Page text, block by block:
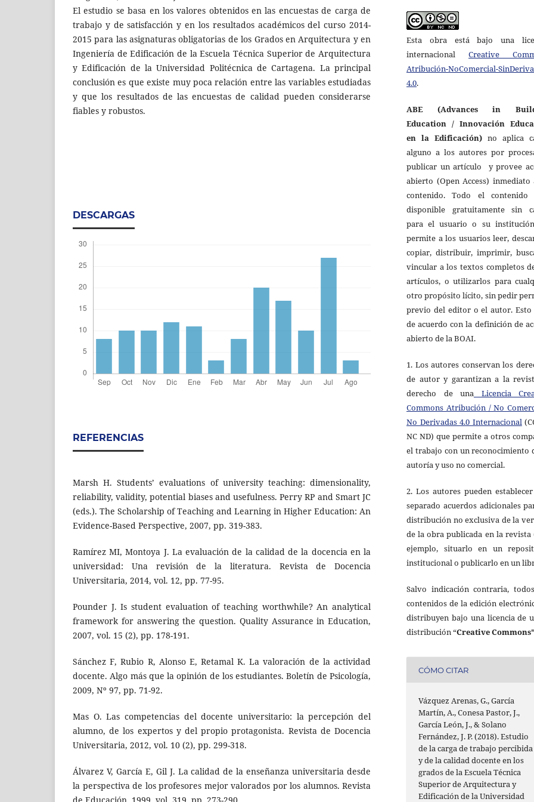
El estudio se basa en los valores obtenidos en las encuestas de carga de
trabajo y de satisfacción y en los resultados académicos del curso 2014-
2015 para las asignaturas obligatorias de los Grados en Arquitectura y en
Ingeniería de Edificación de la Escuela Técnica Superior de Arquitectura
y Edificación de la Universidad Politécnica de Cartagena. La principal
conclusión es que existe muy poca relación entre las variables estudiadas
y que los resultados de las encuestas de calidad pueden considerarse
fiables y robustos.
DESCARGAS
REFERENCIAS
Marsh H. Students’ evaluations of university teaching: dimensionality,
reliability, validity, potential biases and usefulness. Perry RP and Smart JC
(eds.). The Scholarship of Teaching and Learning in Higher Education: An
Evidence-Based Perspective, 2007, pp. 319-383.
Ramírez MI, Montoya J. La evaluación de la calidad de la docencia en la
universidad: Una revisión de la literatura. Revista de Docencia
Universitaria, 2014, vol. 12, pp. 77-95.
Pounder J. Is student evaluation of teaching worthwhile? An analytical
framework for answering the question. Quality Assurance in Education,
2007, vol. 15 (2), pp. 178-191.
Sánchez F, Rubio R, Alonso E, Retamal K. La valoración de la actividad
docente. Algo más que la opinión de los estudiantes. Boletín de Psicología,
2009, Nº 97, pp. 71-92.
Mas O. Las competencias del docente universitario: la percepción del
alumno, de los expertos y del propio protagonista. Revista de Docencia
Universitaria, 2012, vol. 10 (2), pp. 299-318.
Álvarez V, García E, Gil J. La calidad de la enseñanza universitaria desde
la perspectiva de los profesores mejor valorados por los alumnos. Revista
Esta obra está bajo una
internacional Creative
Atribución-NoComercial-
4.0.
ABE (Advances in
Education / Innovación
en la Edificación) no aplica
alguno a los autores por
publicar un artículo
y provee
abierto (Open Access) inmediato
contenido. Todo el contenido
disponible gratuitamente sin
para el usuario o su
permite a los usuarios leer,
copiar, distribuir, imprimir,
vincular a los textos completos
artículos, o utilizarlos para
otro propósito lícito, sin pedir
previo del editor o el autor. Esto
de acuerdo con la definición de
abierto de la BOAI.
1. Los autores conservan los
de autor y garantizan a la
derecho de una Licencia
Commons Atribución / No
No Derivadas 4.0 Internacional
NC ND) que permite a otros
el trabajo con un reconocimiento
autoría y uso no comercial.
2. Los autores pueden
separado acuerdos adicionales
distribución no exclusiva de la
de la obra publicada en la revista
ejemplo, situarlo en un
institucional o publicarlo en un
Salvo indicación contraria,
contenidos de la edición
distribuyen bajo una licencia de
distribución “Creative
CÓMO CITAR
Vázquez Arenas, G., García
Martín, A., Conesa Pastor, J.,
García León, J., & Solano
Fernández, J. P. (2018). Estudio
de la carga de trabajo percibida
y de la calidad docente en los
grados de la Escuela Técnica
Superior de Arquitectura y
Edificación de la Universidad